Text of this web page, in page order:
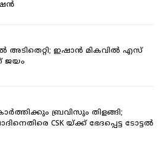
ഇഷാൻ മികവിൽ എസ്
ജയം
ബ്രവിസും തിളങ്ങി;
CSK യ്ക്ക് ഭേദപ്പെട്ട ടോട്ടൽ